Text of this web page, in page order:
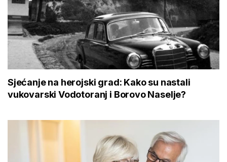
Sjećanje na herojski grad: Kako su nastali
vukovarski Vodotoranj i Borovo Naselje?